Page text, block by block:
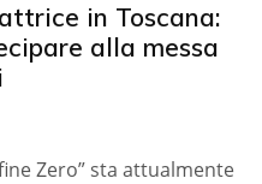
in Toscana:
alla messa
Zero” sta attualmente